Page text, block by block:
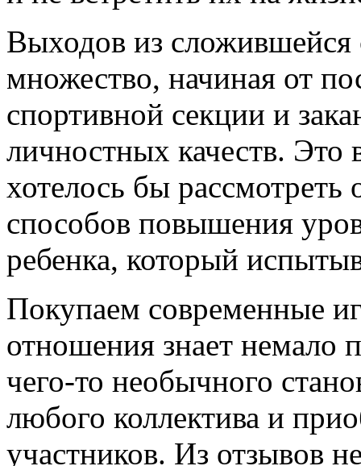
Выходов из сложившейся
множество, начиная от
спортивной секции и
личностных качеств. Это
хотелось бы
способов повышения
ребенка, который
Покупаем современные
отношения знает немало
чего-то необычного
любого коллектива и
участников. Из отзывов